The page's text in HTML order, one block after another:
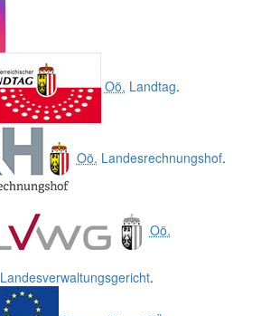
Oö. Landtag.
Oö. Landesrechnungshof.
Oö.
Landesverwaltungsgericht.